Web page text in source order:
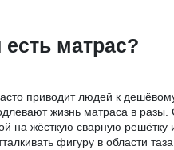
матрас?
приводит людей к
жизнь матраса в
на жёсткую сварную решётку
фигуру в области